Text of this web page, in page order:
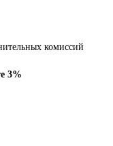
комиссий
3%